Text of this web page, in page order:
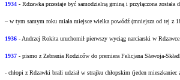
1934 - Rdzawka przestaje być samodzielną gminą i przyłączona
– w tym samym roku miała miejsce wielka powódź (mniejsza od tej z
1936 - Andrzej Rokita uruchomił pierwszy wyciąg narciarski w Rdzawce.
1937 - pismo z Zebrania Rodziców do premiera Felicjana Sławoja-
- chłopi z Rdzawki brali udział w strajku chłopskim (jeden mieszkaniec